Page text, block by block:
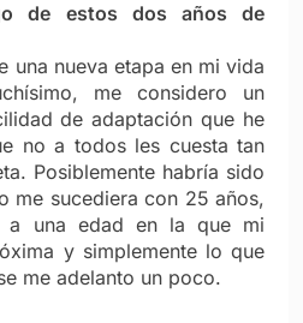
de estos dos años de
una nueva etapa en mi vida
me considero un
de adaptación que he
no a todos les cuesta tan
Posiblemente habría sido
me sucediera con 25 años,
a una edad en la que mi
y simplemente lo que
me adelanto un poco.